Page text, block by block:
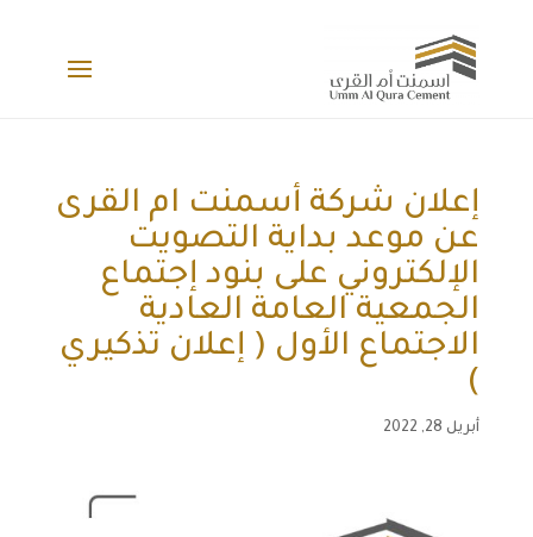
إعلان شركة أسمنت ام القرى
عن موعد بداية التصويت
الإلكتروني على بنود إجتماع
الجمعية العامة العادية
الاجتماع الأول ( إعلان تذكيري
)
أبريل 28, 2022